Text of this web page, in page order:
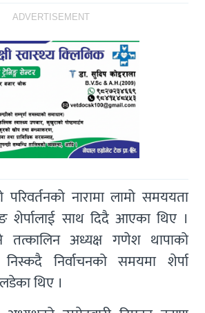
ADVERTISEMENT
नारामा लामो समययता
शेर्पालाई साथ दिदै आएका थिए ।
अध्यक्ष गणेश थापाको
निर्वाचनको समयमा शेर्पा
थिए ।